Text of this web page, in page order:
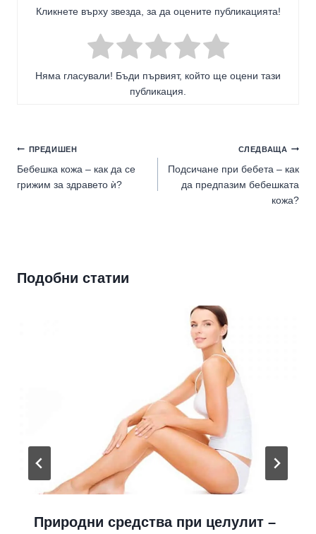
Кликнете върху звезда, за да оцените публикацията!
Няма гласували! Бъди първият, който ще оцени тази
публикация.
Навигация
ПРЕДИШЕН
Бебешка кожа – как да се
грижим за здравето ѝ?
СЛЕДВАЩА
Подсичане при бебета – как
да предпазим бебешката
кожа?
Подобни статии
Природни средства при целулит –